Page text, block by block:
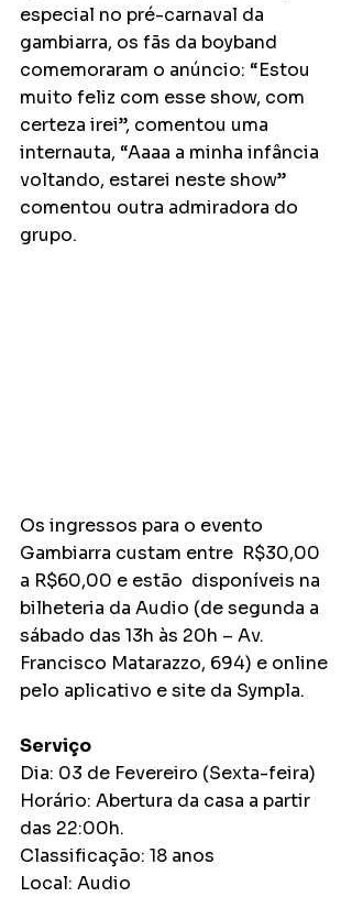
especial no pré-carnaval da
gambiarra, os fãs da boyband
comemoraram o anúncio: “Estou
muito feliz com esse show, com
certeza irei”, comentou uma
internauta, “Aaaa a minha infância
voltando, estarei neste show”
comentou outra admiradora do
grupo.
Os ingressos para o evento
Gambiarra custam entre  R$30,00
a R$60,00 e estão  disponíveis na
bilheteria da Audio (de segunda a
sábado das 13h às 20h – Av.
Francisco Matarazzo, 694) e online
pelo aplicativo e site da Sympla.
Serviço
Dia: 03 de Fevereiro (Sexta-feira)
Horário: Abertura da casa a partir
das 22:00h.
Classificação: 18 anos
Local: Audio